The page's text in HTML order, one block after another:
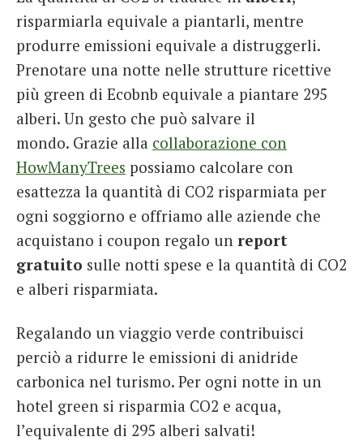
risparmiarla equivale a piantarli, mentre
produrre emissioni equivale a distruggerli.
Prenotare una notte nelle strutture ricettive
più green di Ecobnb equivale a piantare 295
alberi. Un gesto che può salvare il
mondo. Grazie alla collaborazione con
HowManyTrees possiamo calcolare con
esattezza la quantità di CO2 risparmiata per
ogni soggiorno e offriamo alle aziende che
acquistano i coupon regalo un report
gratuito sulle notti spese e la quantità di CO2
e alberi risparmiata.
Regalando un viaggio verde contribuisci
perciò a ridurre le emissioni di anidride
carbonica nel turismo. Per ogni notte in un
hotel green si risparmia CO2 e acqua,
l’equivalente di 295 alberi salvati!